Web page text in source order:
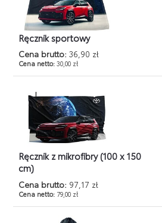
Ręcznik sportowy
Cena brutto: 36,90 zł
Cena netto:30,00 zł
Ręcznik z mikrofibry (100 x 150
cm)
Cena brutto: 97,17 zł
Cena netto: 79,00 zł